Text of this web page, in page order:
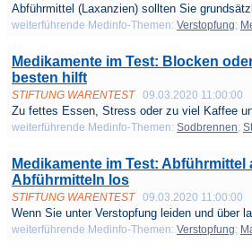
Abführ­mittel (Laxanzien) sollten Sie
weiterführende Medinfo-Themen: Verstopfung;
Medikamente im Test: Blocken
besten hilft
STIFTUNG WARENTEST 09.03.2020 11:00:00
Zu fettes Essen, Stress oder zu viel Kaffee
weiterführende Medinfo-Themen: Sodbrennen;
Medikamente im Test:
Abführmitteln los
STIFTUNG WARENTEST 09.03.2020 11:00:00
Wenn Sie unter Verstopfung leiden und über
weiterführende Medinfo-Themen: Verstopfung;